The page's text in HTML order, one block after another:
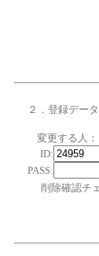
２．登録デー
変更する人：
ID:
PASS:
削除確認チ